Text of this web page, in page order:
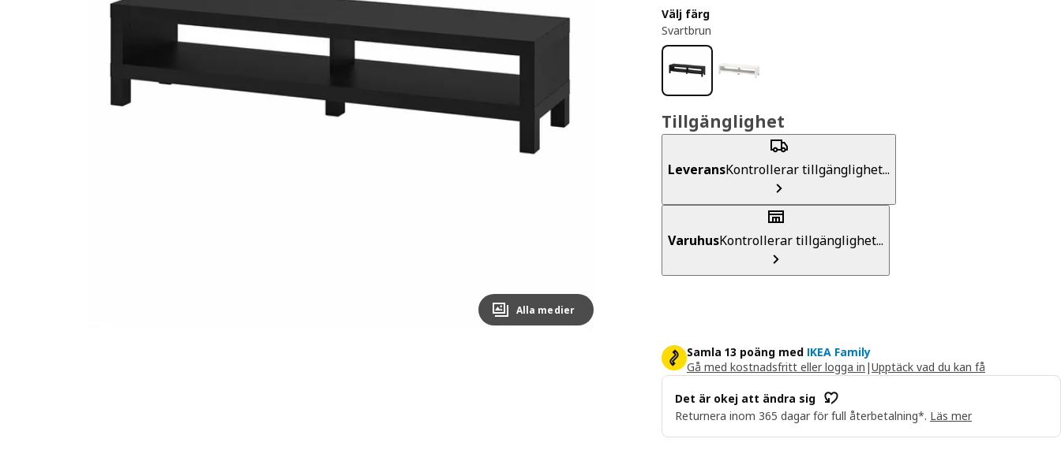
Image zoomed out, normal view
Alla medier
Välj färg
Svartbrun
Tillgänglighet
LeveransKontrollerar tillgänglighet...
VaruhusKontrollerar tillgänglighet...
Samla 13 poäng med IKEA Family
Gå med kostnadsfritt eller logga in |Upptäck vad du kan få
Det är okej att ändra sig
Returnera inom 365 dagar för full återbetalning*. Läs mer